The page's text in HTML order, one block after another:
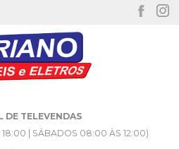
DE TELEVENDAS
| SÁBADOS 08:00 ÀS 12:00)